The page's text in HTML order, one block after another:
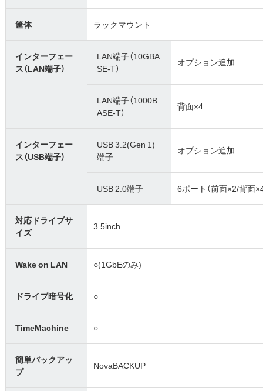
筐体 ラックマウント
インターフェー
ス（LAN端子）
LAN端子（10GBA
SE-T）
オプション追加
LAN端子（1000B
ASE-T）
背面×4
インターフェー
ス（USB端子）
USB 3.2(Gen 1)
端子
オプション追加
USB 2.0端子 6ポート（前面×2/背面
対応ドライブサ
イズ
3.5inch
Wake on LAN ○(1GbEのみ)
ドライブ暗号化 ○
TimeMachine ○
簡単バックアッ
プ
NovaBACKUP